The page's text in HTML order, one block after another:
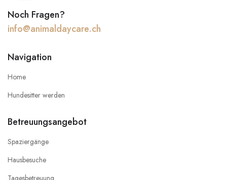
Noch Fragen?
info@animaldaycare.ch
Navigation
Home
Hundesitter werden
Betreuungsangebot
Spaziergänge
Hausbesuche
Tagesbetreuung